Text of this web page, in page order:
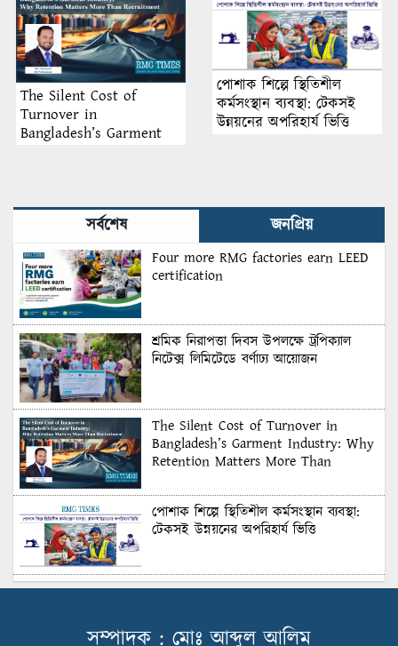
The Silent Cost of
Turnover in
Bangladesh’s Garment
পোশাক শিল্পে স্থিতিশীল
কর্মসংস্থান ব্যবস্থা: টেকসই
উন্নয়নের অপরিহার্য ভিত্তি
সর্বশেষ জনপ্রিয়
Four more RMG factories earn LEED
certification
শ্রমিক নিরাপত্তা দিবস উপলক্ষে ট্রপিক্যাল
নিটেক্স লিমিটেডে বর্ণাঢ্য আয়োজন
The Silent Cost of Turnover in
Bangladesh’s Garment Industry: Why
Retention Matters More Than
পোশাক শিল্পে স্থিতিশীল কর্মসংস্থান ব্যবস্থা:
টেকসই উন্নয়নের অপরিহার্য ভিত্তি
শুল্কের দেয়াল ভাঙার সুযোগ: মার্কিন বাজারে
সম্পাদক : মোঃ আব্দুল আলিম